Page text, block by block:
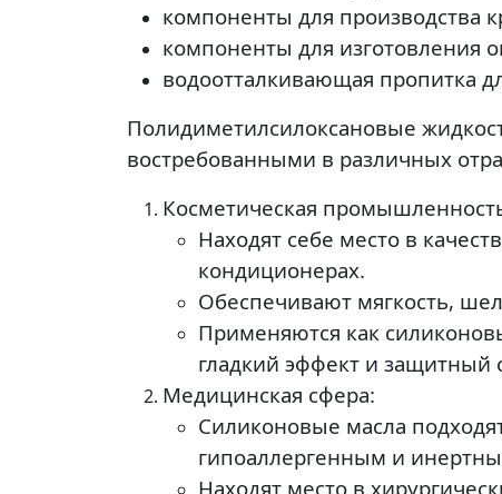
компоненты для производства
компоненты для изготовления
водоотталкивающая пропитка
Полидиметилсилоксановые
востребованными в различных
Косметическая
Находят себе место в
кондиционерах.
Обеспечивают мягкость,
Применяются как
гладкий эффект и защитный
Медицинская сфера:
Силиконовые масла
гипоаллергенным и
Находят место в